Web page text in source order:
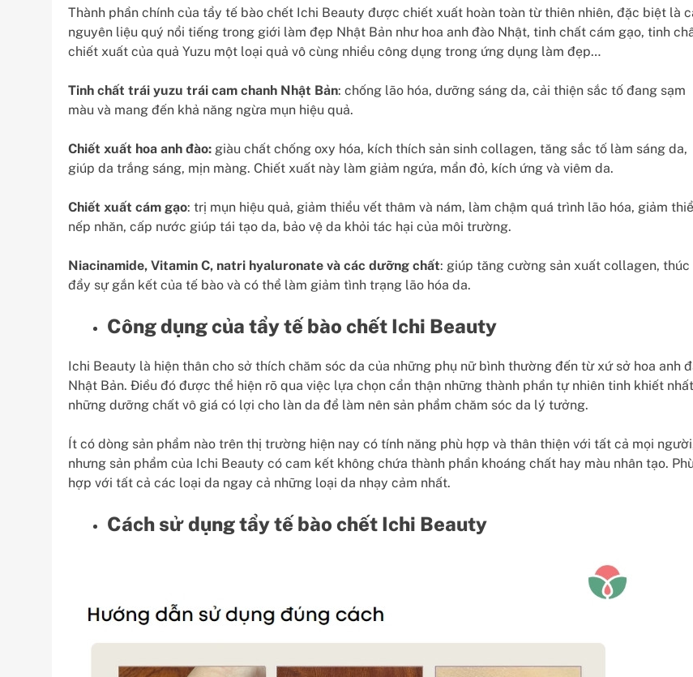
Thành phần chính của tẩy tế bào chết Ichi Beauty được chiết xuất hoàn toàn từ thiên nhiên, đặc biệt là
nguyên liệu quý nổi tiếng trong giới làm đẹp Nhật Bản như hoa anh đào Nhật, tinh chất cám gạo, tinh
chiết xuất của quả Yuzu một loại quả vô cùng nhiều công dụng trong ứng dụng làm đẹp…
Tinh chất trái yuzu trái cam chanh Nhật Bản: chống lão hóa, dưỡng sáng da, cải thiện sắc tố đang sạm
màu và mang đến khả năng ngừa mụn hiệu quả.
Chiết xuất hoa anh đào: giàu chất chống oxy hóa, kích thích sản sinh collagen, tăng sắc tố làm sáng da,
giúp da trắng sáng, mịn màng. Chiết xuất này làm giảm ngứa, mẩn đỏ, kích ứng và viêm da.
Chiết xuất cám gạo: trị mụn hiệu quả, giảm thiểu vết thâm và nám, làm chậm quá trình lão hóa, giảm
nếp nhăn, cấp nước giúp tái tạo da, bảo vệ da khỏi tác hại của môi trường.
Niacinamide, Vitamin C, natri hyaluronate và các dưỡng chất: giúp tăng cường sản xuất collagen, thúc
đẩy sự gắn kết của tế bào và có thể làm giảm tình trạng lão hóa da.
Công dụng của tẩy tế bào chết Ichi Beauty
Ichi Beauty là hiện thân cho sở thích chăm sóc da của những phụ nữ bình thường đến từ xứ sở hoa anh
Nhật Bản. Điều đó được thể hiện rõ qua việc lựa chọn cẩn thận những thành phần tự nhiên tinh khiết
những dưỡng chất vô giá có lợi cho làn da để làm nên sản phẩm chăm sóc da lý tưởng.
Ít có dòng sản phẩm nào trên thị trường hiện nay có tính năng phù hợp và thân thiện với tất cả mọi
nhưng sản phẩm của Ichi Beauty có cam kết không chứa thành phần khoáng chất hay màu nhân tạo. Phù
hợp với tất cả các loại da ngay cả những loại da nhạy cảm nhất.
Cách sử dụng tẩy tế bào chết Ichi Beauty